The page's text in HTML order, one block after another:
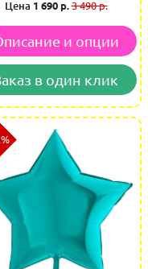
Цена 1 690 р.3 490 р.
и опции
в один клик